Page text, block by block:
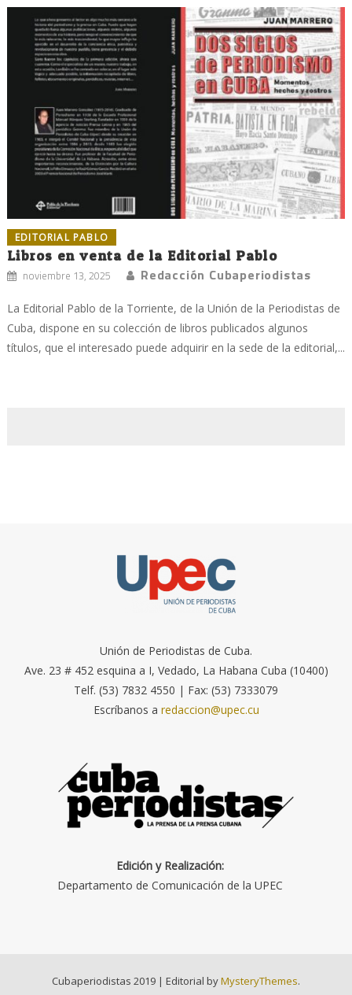
EDITORIAL PABLO
Libros en venta de la Editorial Pablo
noviembre 13, 2025 Redacción Cubaperiodistas
La Editorial Pablo de la Torriente, de la Unión de la Periodistas de
Cuba, dispone en su colección de libros publicados algunos
títulos, que el interesado puede adquirir en la sede de la editorial,...
Unión de Periodistas de Cuba.
Ave. 23 # 452 esquina a I, Vedado, La Habana Cuba (10400)
Telf. (53) 7832 4550 | Fax: (53) 7333079
Escríbanos a redaccion@upec.cu
Edición y Realización:
Departamento de Comunicación de la UPEC
Cubaperiodistas 2019 | Editorial byMysteryThemes.